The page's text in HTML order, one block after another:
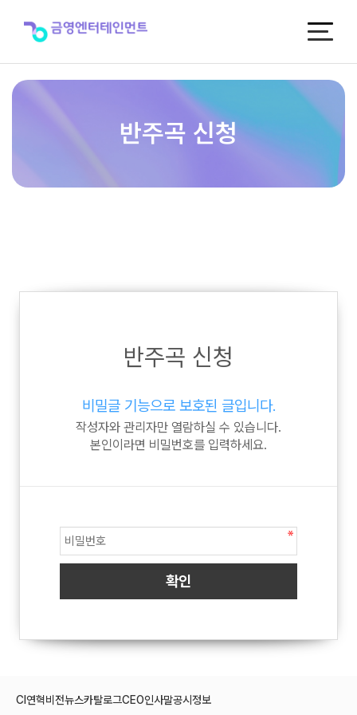
반주곡 신청
반주곡 신청
비밀글 기능으로 보호된 글입니다.
작성자와 관리자만 열람하실 수 있습니다.
본인이라면 비밀번호를 입력하세요.
CI 연혁비전뉴스카탈로그CEO인사말공시정보